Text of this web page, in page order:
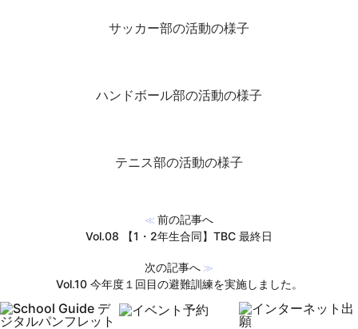
サッカー部の活動の様子
ハンドボール部の活動の様子
テニス部の活動の様子
≪ 前の記事へ
Vol.08 【1・2年生合同】TBC 最終日
次の記事へ ≫
Vol.10 今年度１回目の避難訓練を実施しました。